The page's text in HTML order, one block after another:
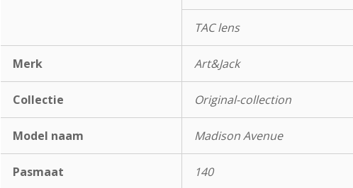
TAC lens
Merk Art&Jack
Collectie Original-collection
Model naam Madison Avenue
Pasmaat 140